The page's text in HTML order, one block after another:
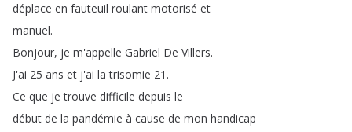
déplace en fauteuil roulant motorisé et
manuel.
Bonjour, je m'appelle Gabriel De Villers.
J'ai 25 ans et j'ai la trisomie 21.
Ce que je trouve difficile depuis le
début de la pandémie à cause de mon handicap